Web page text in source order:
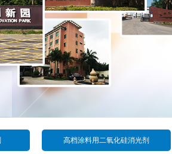
高档涂料用二氧化硅消光剂